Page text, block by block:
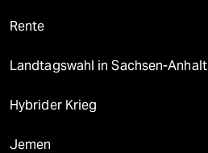
Rente
Landtagswahl in Sachsen-Anhalt
Hybrider Krieg
Jemen